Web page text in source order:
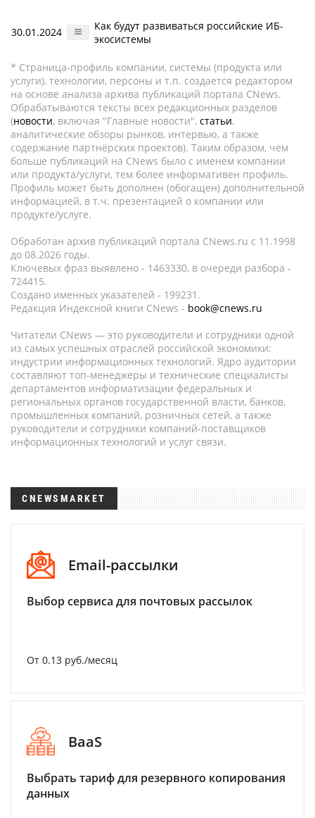
30.01.2024
Как будут развиваться российские ИБ-
экосистемы
* Страница-профиль компании, системы (продукта или
услуги), технологии, персоны и т.п. создается редактором
на основе анализа архива публикаций портала CNews.
Обрабатываются тексты всех редакционных разделов
(новости, включая "Главные новости", статьи,
аналитические обзоры рынков, интервью, а также
содержание партнёрских проектов). Таким образом, чем
больше публикаций на CNews было с именем компании
или продукта/услуги, тем более информативен профиль.
Профиль может быть дополнен (обогащен) дополнительной
информацией, в т.ч. презентацией о компании или
продукте/услуге.
Обработан архив публикаций портала CNews.ru c 11.1998
до 08.2026 годы.
Ключевых фраз выявлено - 1463330, в очереди разбора -
724415.
Создано именных указателей - 199231.
Редакция Индексной книги CNews - book@cnews.ru
Читатели CNews — это руководители и сотрудники одной
из самых успешных отраслей российской экономики:
индустрии информационных технологий. Ядро аудитории
составляют топ-менеджеры и технические специалисты
департаментов информатизации федеральных и
региональных органов государственной власти, банков,
промышленных компаний, розничных сетей, а также
руководители и сотрудники компаний-поставщиков
информационных технологий и услуг связи.
CNEWSMARKET
Email-рассылки
Выбор сервиса для почтовых рассылок
От 0.13 руб./месяц
BaaS
Выбрать тариф для резервного копирования
данных